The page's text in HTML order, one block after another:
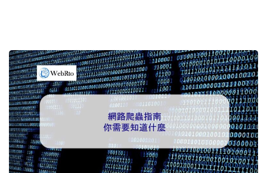
網
路
爬